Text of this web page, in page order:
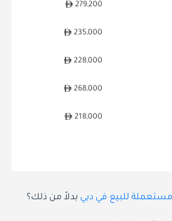
279,200
235,000
228,000
268,000
218,000
مستعملة للبيع في دبي بدلاً من ذلك؟